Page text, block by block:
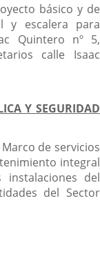
básico y de
y escalera para
Quintero nº 5,
calle Isaac
Y SEGURIDAD
de servicios
integral
del
del Sector